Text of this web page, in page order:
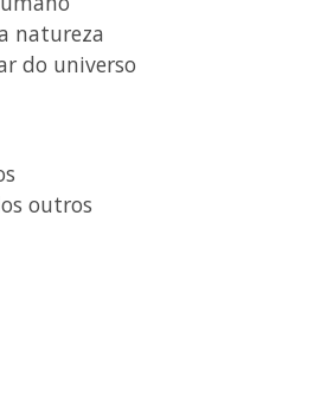
natureza
do universo
outros